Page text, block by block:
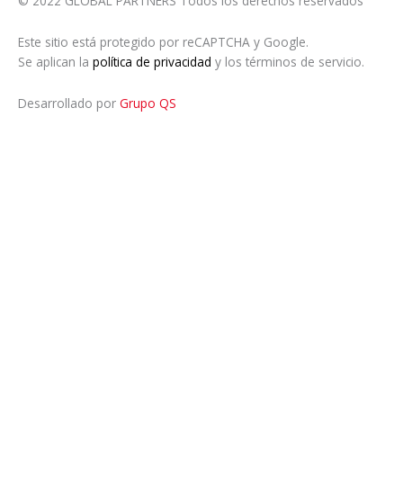
Este sitio está protegido por reCAPTCHA y Google.
Se aplican la política de privacidad y los términos de servicio.
Desarrollado por Grupo QS